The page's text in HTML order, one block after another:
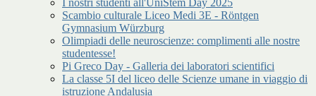
I nostri studenti all'UniStem Day 2025
Scambio culturale Liceo Medi 3E - Röntgen
Gymnasium Würzburg
Olimpiadi delle neuroscienze: complimenti alle nostre
studentesse!
Pi Greco Day - Galleria dei laboratori scientifici
La classe 5I del liceo delle Scienze umane in viaggio di
istruzione Andalusia